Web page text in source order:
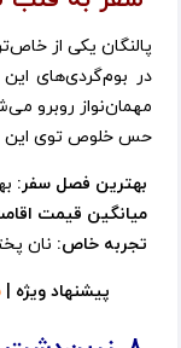
پالنگان یکی از
در بوم‌گردی‌های
مهمان‌نواز روبرو
حس خلوص توی این
بهترین فصل سفر:
میانگین قیمت
تجربه خاص: نان
پیشنهاد ویژه |